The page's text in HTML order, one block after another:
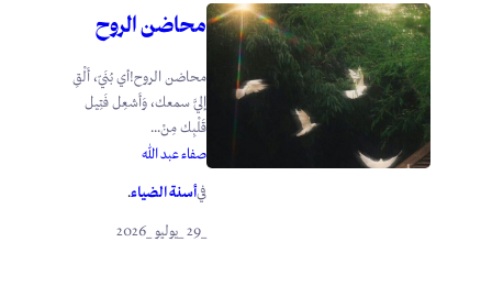
محاضن الروح
محاضن الروح!أي بُنَيّ، أَلْقِ
إليَّ سمعك، وَأَشعِل فَتِيل
قَلْبِك مِنْ...
صفاء عبد الله
فيأسنة الضياء.